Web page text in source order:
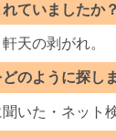
れていましたか？
軒天の剥がれ。
のように探し
いた・ネット